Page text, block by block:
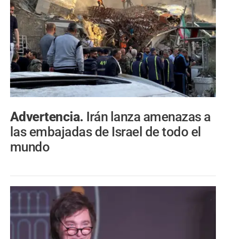
Advertencia. Irán lanza amenazas a
las embajadas de Israel de todo el
mundo